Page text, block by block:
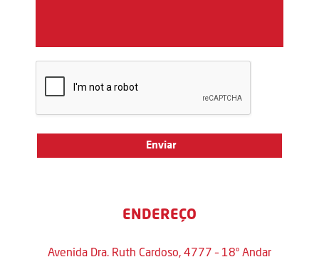
ENDEREÇO
Avenida Dra. Ruth Cardoso, 4777 – 18º Andar